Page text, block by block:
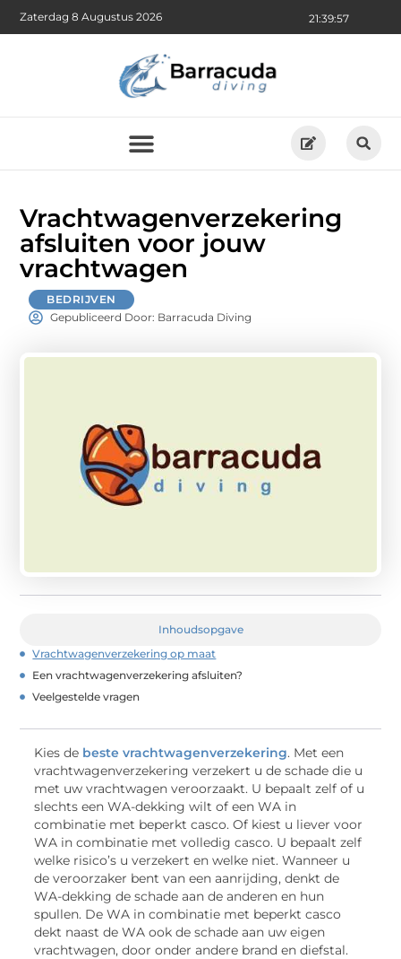
21:39:59
Zaterdag 8 Augustus 2026
Vrachtwagenverzekering
afsluiten voor jouw
vrachtwagen
BEDRIJVEN
Gepubliceerd Door: Barracuda Diving
Inhoudsopgave
Vrachtwagenverzekering op maat
Een vrachtwagenverzekering afsluiten?
Veelgestelde vragen
Kies de beste vrachtwagenverzekering. Met een
vrachtwagenverzekering verzekert u de schade die u
met uw vrachtwagen veroorzaakt. U bepaalt zelf of u
slechts een WA-dekking wilt of een WA in
combinatie met beperkt casco. Of kiest u liever voor
WA in combinatie met volledig casco. U bepaalt zelf
welke risico’s u verzekert en welke niet. Wanneer u
de veroorzaker bent van een aanrijding, denkt de
WA-dekking de schade aan de anderen en hun
spullen. De WA in combinatie met beperkt casco
dekt naast de WA ook de schade aan uw eigen
vrachtwagen, door onder andere brand en diefstal.